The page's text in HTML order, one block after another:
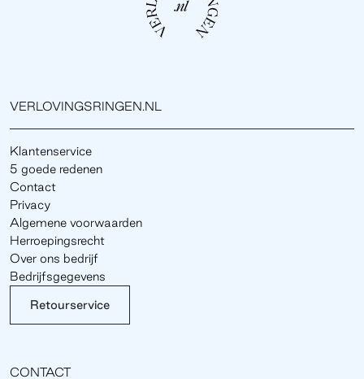
VERLOVINGSRINGEN.NL
Klantenservice
5 goede redenen
Contact
Privacy
Algemene voorwaarden
Herroepingsrecht
Over ons bedrijf
Bedrijfsgegevens
Retourservice
CONTACT